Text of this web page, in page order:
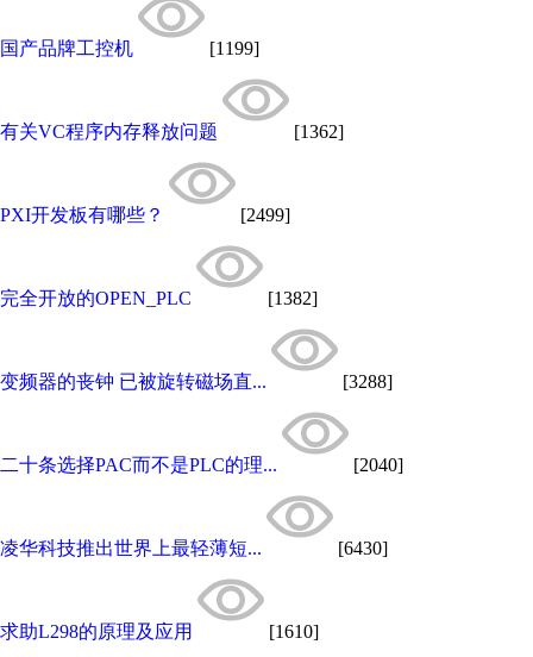
国产品牌工控机 [1199]
有关VC程序内存释放问题 [1362]
PXI开发板有哪些？ [2499]
完全开放的OPEN_PLC [1382]
变频器的丧钟 已被旋转磁场直... [3288]
二十条选择PAC而不是PLC的理... [2040]
凌华科技推出世界上最轻薄短... [6430]
求助L298的原理及应用 [1610]